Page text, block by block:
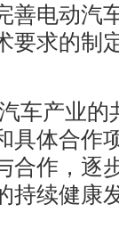
善电动汽
要求的制
车产业的
具体合作
合作，逐
持续健康